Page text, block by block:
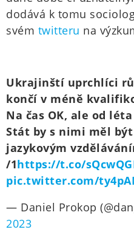
dodává k tomu
svém twitteru na
Ukrajinští uprchlíci
končí v méně
Na čas OK, ale od
Stát by s nimi měl
jazykovým
/1https://t.co/
pic.twitter.com/
— Daniel Prokop
2023